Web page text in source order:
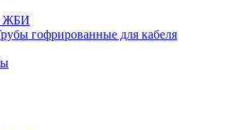
ЖБИ
гофрированные для кабеля